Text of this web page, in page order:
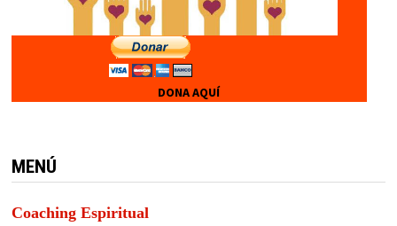
DONA AQUÍ
MENÚ
Coaching Espiritual